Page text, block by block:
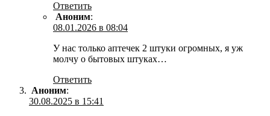
Ответить
Аноним:
08.01.2026 в 08:04
У нас только аптечек 2 штуки огромных, я уж
молчу о бытовых штуках…
Ответить
Аноним:
30.08.2025 в 15:41